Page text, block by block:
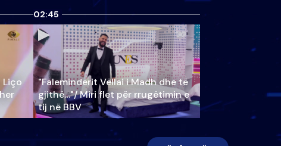
Liço
02:45
"Faleminderit Vëllai i Madh dhe të
gjithë…"/ Miri flet për rrugëtimin e
tij në BBV